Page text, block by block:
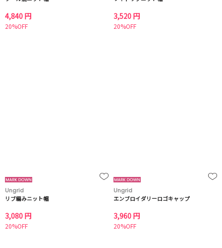
4,840 円
20%OFF
3,520 円
20%OFF
Ungrid
リブ編みニット帽
3,080 円
20%OFF
Ungrid
エンブロイダリーロゴキャップ
3,960 円
20%OFF